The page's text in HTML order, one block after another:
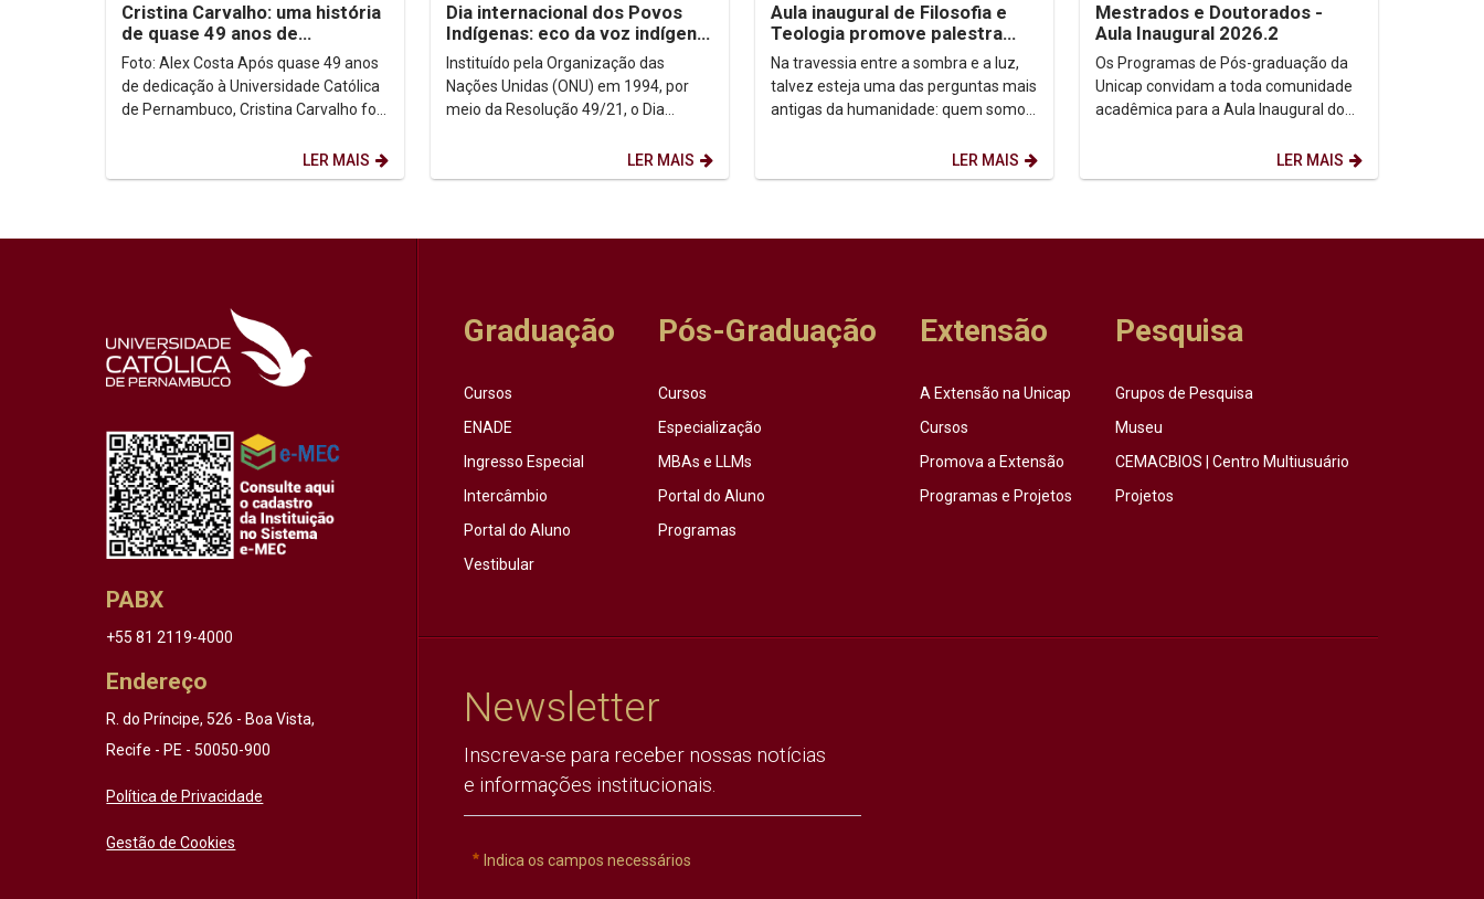
Cristina Carvalho: uma história
de quase 49 anos de
dedicação à Unicap
Foto: Alex Costa Após quase 49 anos
de dedicação à Universidade Católica
de Pernambuco, Cristina Carvalho foi
LER MAIS
Dia internacional dos Povos
Indígenas: eco da voz indígena
no contexto urbano
Instituído pela Organização das
Nações Unidas (ONU) em 1994, por
meio da Resolução 49/21, o Dia
de agosto) firma-se como...LER MAIS
Aula inaugural de Filosofia e
Teologia promove palestra
sobre autoconhecimento
Na travessia entre a sombra e a luz,
talvez esteja uma das perguntas mais
antigas da humanidade: quem somos,
LER MAIS
Mestrados e Doutorados -
Aula Inaugural 2026.2
Os Programas de Pós-graduação da
Unicap convidam a toda comunidade
acadêmica para a Aula Inaugural do
LER MAIS
PABX
+55 81 2119-4000
Endereço
R. do Príncipe, 526 - Boa Vista,
Recife - PE - 50050-900
Política de Privacidade
Gestão de Cookies
Graduação
Cursos
ENADE
Ingresso Especial
Intercâmbio
Portal do Aluno
Vestibular
Pós-Graduação
Cursos
Especialização
MBAs e LLMs
Portal do Aluno
Programas
Extensão
A Extensão na Unicap
Cursos
Promova a Extensão
Programas e Projetos
Pesquisa
Grupos de Pesquisa
Museu
CEMACBIOS | Centro Multiusuário
Projetos
Newsletter
Inscreva-se para receber nossas notícias
e informações institucionais.
Indica os campos necessários